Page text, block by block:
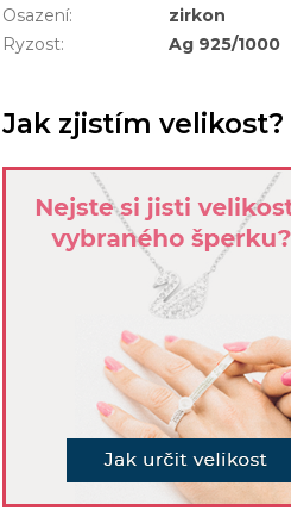
Osazení:
zirkon
Ryzost: Ag 925/1000
Jak zjistím velikost?